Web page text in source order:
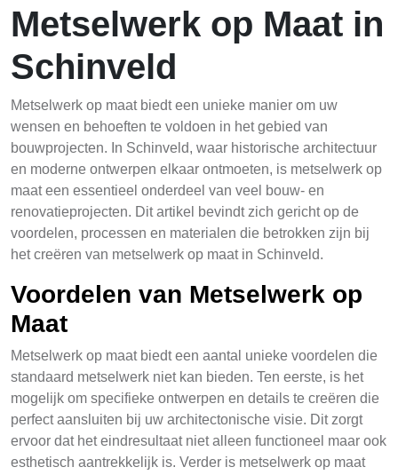
Metselwerk op Maat in
Schinveld
Metselwerk op maat biedt een unieke manier om uw
wensen en behoeften te voldoen in het gebied van
bouwprojecten. In Schinveld, waar historische architectuur
en moderne ontwerpen elkaar ontmoeten, is metselwerk op
maat een essentieel onderdeel van veel bouw- en
renovatieprojecten. Dit artikel bevindt zich gericht op de
voordelen, processen en materialen die betrokken zijn bij
het creëren van metselwerk op maat in Schinveld.
Voordelen van Metselwerk op
Maat
Metselwerk op maat biedt een aantal unieke voordelen die
standaard metselwerk niet kan bieden. Ten eerste, is het
mogelijk om specifieke ontwerpen en details te creëren die
perfect aansluiten bij uw architectonische visie. Dit zorgt
ervoor dat het eindresultaat niet alleen functioneel maar ook
esthetisch aantrekkelijk is. Verder is metselwerk op maat